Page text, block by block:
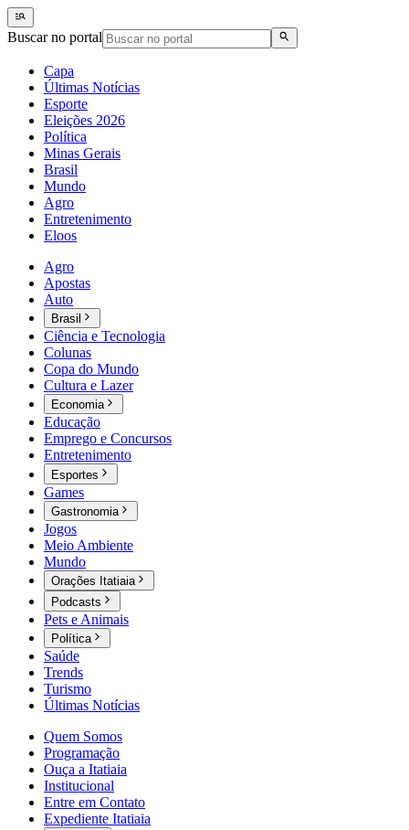
Buscar no portal
Capa
Últimas Notícias
Esporte
Eleições 2026
Política
Minas Gerais
Brasil
Mundo
Agro
Entretenimento
Eloos
Agro
Apostas
Auto
Brasil
Ciência e Tecnologia
Colunas
Copa do Mundo
Cultura e Lazer
Economia
Educação
Emprego e Concursos
Entretenimento
Esportes
Games
Gastronomia
Jogos
Meio Ambiente
Mundo
Orações Itatiaia
Podcasts
Pets e Animais
Política
Saúde
Trends
Turismo
Últimas Notícias
Quem Somos
Programação
Ouça a Itatiaia
Institucional
Entre em Contato
Expediente Itatiaia